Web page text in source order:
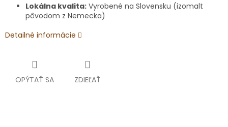
Lokálna kvalita: Vyrobené na Slovensku (izomalt
pôvodom z Nemecka)
Detailné informácie
OPÝTAŤ SA ZDIEĽAŤ